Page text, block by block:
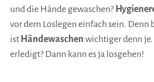
und die Hände gewaschen?
vor dem Loslegen einfach sein. Denn
ist Händewaschen wichtiger denn je.
erledigt? Dann kann es ja losgehen!